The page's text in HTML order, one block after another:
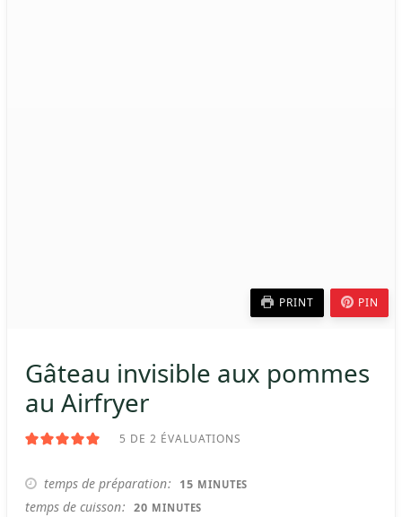
PRINT PIN
Gâteau invisible aux pommes
au Airfryer
5 DE 2 ÉVALUATIONS
temps de préparation 15 MINUTES
MINUTES
temps de cuisson 20 MINUTES
MINUTES